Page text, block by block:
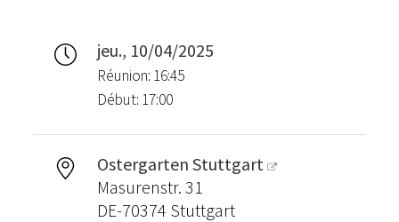
jeu., 10/04/2025
Réunion: 16:45
Début: 17:00
Ostergarten Stuttgart
Masurenstr. 31
DE-70374 Stuttgart